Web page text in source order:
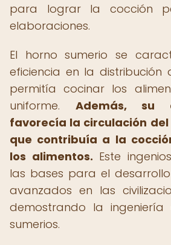
para lograr la cocción
elaboraciones.
El horno sumerio se
eficiencia en la distribución
permitía cocinar los
uniforme. Además, su
favorecía la circulación
que contribuía a la
los alimentos. Este
las bases para el
avanzados en las
demostrando la ingeniería
sumerios.